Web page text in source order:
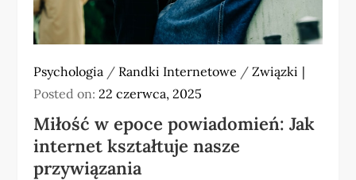
Psychologia / Randki Internetowe /Związki
Posted on:22 czerwca, 2025
Miłość w epoce powiadomień: Jak
internet kształtuje nasze
przywiązania